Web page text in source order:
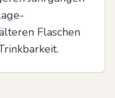
Flaschen